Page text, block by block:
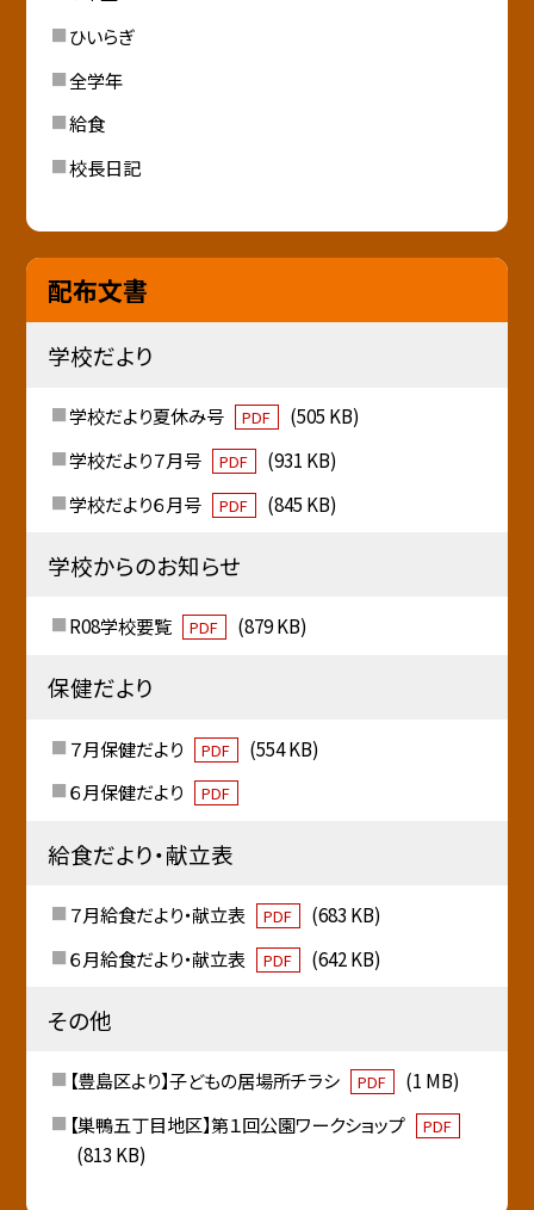
ひいらぎ
全学年
給食
校長日記
配布文書
学校だより
学校だより夏休み号 PDF
(505 KB)
学校だより７月号
PDF
(931 KB)
学校だより６月号
PDF (845 KB)
学校からのお知らせ
R08学校要覧 PDF (879 KB)
保健だより
７月保健だより PDF
(554 KB)
６月保健だより
PDF
給食だより・献立表
７月給食だより・献立表 PDF
(683 KB)
６月給食だより・献立表
PDF (642 KB)
その他
【豊島区より】子どもの居場所チラシ PDF
(1 MB)
【巣鴨五丁目地区】第１回公園ワークショップ
PDF
(813 KB)